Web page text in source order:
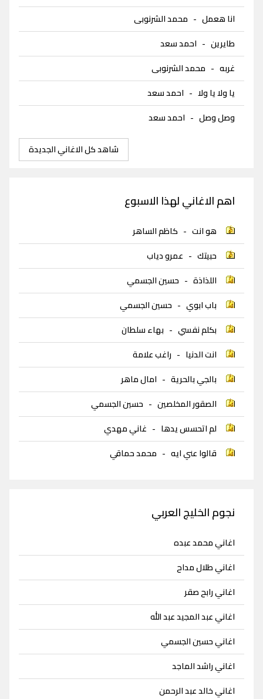
انا هعمل - محمد الشرنوبى
طايرين - احمد سعد
غربه - محمد الشرنوبى
يا ولا يا ولا - احمد سعد
وصل وصل - احمد سعد
شاهد كل الاغاني الجديدة
اهم الاغاني لهذا الاسبوع
هو انت - كاظم الساهر
حبيتك - عمرو دياب
اللذاذة - حسين الجسمي
باب ابوي - حسين الجسمي
بكلم نفسي - بهاء سلطان
انت الدنيا - راغب علامة
بالجي بالحرية - امال ماهر
الصقور المخلصين - حسين الجسمي
لم اتحسس يدها - غاني مهدي
قالوا عني ايه - محمد حماقي
نجوم الخليج العربي
اغاني محمد عبده
اغاني طلال مداح
اغاني رابح صقر
اغاني عبد المجيد عبد الله
اغاني حسين الجسمي
اغاني راشد الماجد
اغاني خالد عبد الرحمن